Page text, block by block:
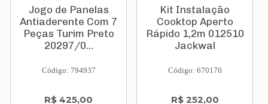
Jogo de Panelas
Antiaderente Com 7
Peças Turim Preto
20297/0...
Código: 794937
R$ 425,00
Kit Instalação
Cooktop Aperto
Rápido 1,2m 012510
Jackwal
Código: 670170
R$ 252,00